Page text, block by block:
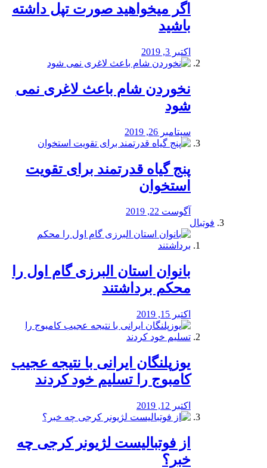
اگر میخواهید صورت تپل داشته
باشید
اکتبر 3, 2019
نخوردن شام باعث لاغری نمی
‌شود
سپتامبر 26, 2019
پنج گیاه قدرتمند برای تقویت
استخوان
آگوست 22, 2019
فوتبال
بانوان استان البرزی گام اول را
محكم برداشتند
اکتبر 15, 2019
یوزپلنگان ایرانی با نتیجه عجیب
کامبوج را تسلیم خود کردند
اکتبر 12, 2019
از فوتبالیست لژیونر کرجی چه
خبر؟